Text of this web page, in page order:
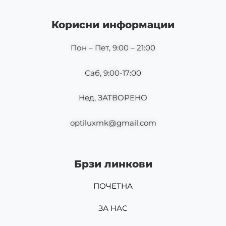
o
o
g
r
m
Корисни информации
Пон – Пет, 9:00 – 21:00
Саб, 9:00-17:00
Нед, ЗАТВОРЕНО
optiluxmk@gmail.com
Брзи линкови
ПОЧЕТНА
ЗА НАС